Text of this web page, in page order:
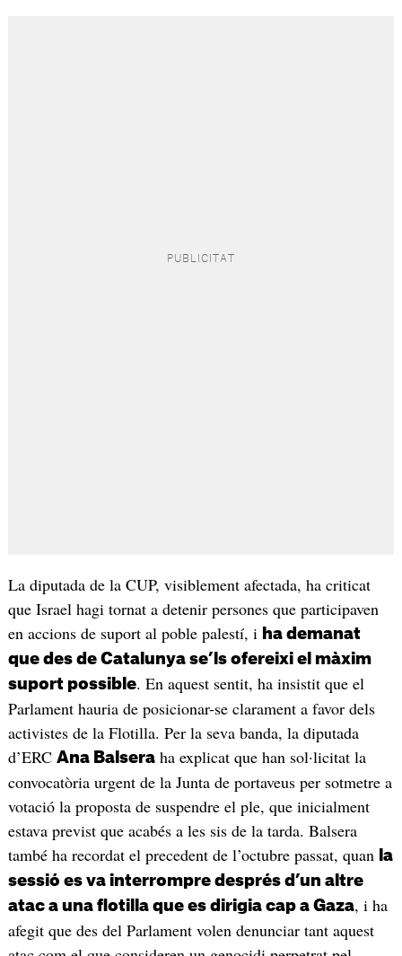
La diputada de la CUP, visiblement afectada, ha criticat
que Israel hagi tornat a detenir persones que participaven
en accions de suport al poble palestí, i ha demanat
que des de Catalunya se’ls ofereixi el màxim
suport possible. En aquest sentit, ha insistit que el
Parlament hauria de posicionar-se clarament a favor dels
activistes de la Flotilla. Per la seva banda, la diputada
d’ERC Ana Balseraha explicat que han sol·licitat la
convocatòria urgent de la Junta de portaveus per sotmetre a
votació la proposta de suspendre el ple, que inicialment
estava previst que acabés a les sis de la tarda. Balsera
també ha recordat el precedent de l’octubre passat, quan
la
sessió es va interrompre després d’un altre
atac a una flotilla que es dirigia cap a Gaza, i ha
afegit que des del Parlament volen denunciar tant aquest